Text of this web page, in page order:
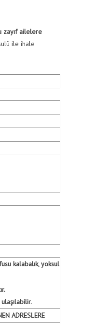
/ İhaleler
zayıf ailelere
ile ihale
kalabalık, yoksul
ADRESLERE